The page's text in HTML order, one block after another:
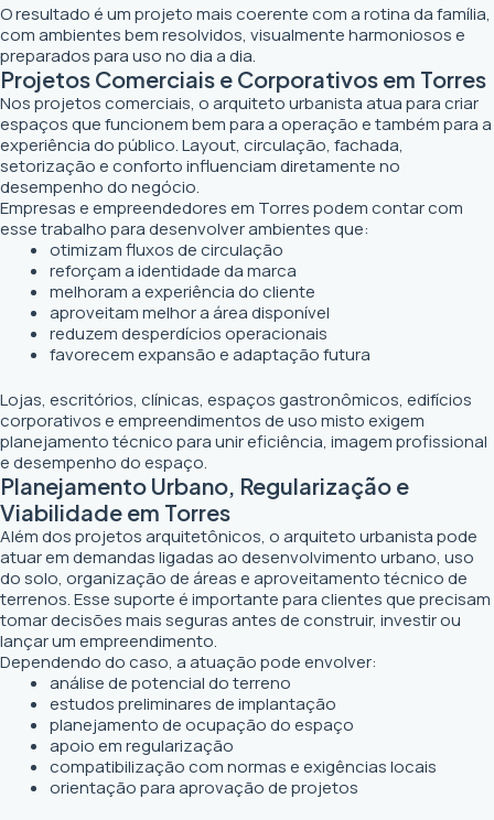
O resultado é um projeto mais coerente com a rotina da família,
com ambientes bem resolvidos, visualmente harmoniosos e
preparados para uso no dia a dia.
Projetos Comerciais e Corporativos em Torres
Nos projetos comerciais, o arquiteto urbanista atua para criar
espaços que funcionem bem para a operação e também para a
experiência do público. Layout, circulação, fachada,
setorização e conforto influenciam diretamente no
desempenho do negócio.
Empresas e empreendedores em Torres podem contar com
esse trabalho para desenvolver ambientes que:
otimizam fluxos de circulação
reforçam a identidade da marca
melhoram a experiência do cliente
aproveitam melhor a área disponível
reduzem desperdícios operacionais
favorecem expansão e adaptação futura
Lojas, escritórios, clínicas, espaços gastronômicos, edifícios
corporativos e empreendimentos de uso misto exigem
planejamento técnico para unir eficiência, imagem profissional
e desempenho do espaço.
Planejamento Urbano, Regularização e
Viabilidade em Torres
Além dos projetos arquitetônicos, o arquiteto urbanista pode
atuar em demandas ligadas ao desenvolvimento urbano, uso
do solo, organização de áreas e aproveitamento técnico de
terrenos. Esse suporte é importante para clientes que precisam
tomar decisões mais seguras antes de construir, investir ou
lançar um empreendimento.
Dependendo do caso, a atuação pode envolver:
análise de potencial do terreno
estudos preliminares de implantação
planejamento de ocupação do espaço
apoio em regularização
compatibilização com normas e exigências locais
orientação para aprovação de projetos